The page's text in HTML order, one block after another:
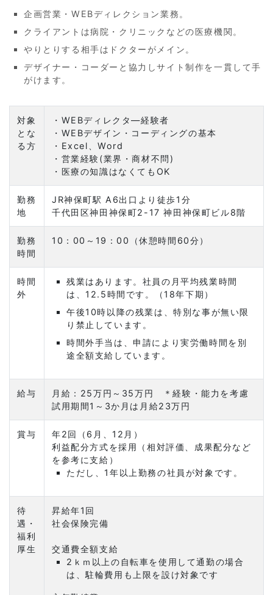
企画営業・WEBディレクション業務。
クライアントは病院・クリニックなどの医療機関。
やりとりする相手はドクターがメイン。
デザイナー・コーダーと協力しサイト制作を一貫して手
がけます。
対象
とな
る方
・WEBディレクタ―経験者
・WEBデザイン・コーディングの基本
・Excel、Word
・営業経験(業界・商材不問)
・医療の知識はなくてもOK
勤務
地
JR神保町駅 A6出口より徒歩1分
千代田区神田神保町2-17 神田神保町ビル8階
勤務
時間
10：00～19：00（休憩時間60分）
時間
外
残業はあります。社員の月平均残業時間
は、12.5時間です。（18年下期）
午後10時以降の残業は、特別な事が無い限
り禁止しています。
時間外手当は、申請により実労働時間を別
途全額支給しています。
給与
月給：25万円～35万円 ＊経験・能力を考慮
試用期間1～3か月は月給23万円
賞与
年2回（6月、12月）
利益配分方式を採用（相対評価、成果配分など
を参考に支給）
ただし、1年以上勤務の社員が対象です。
待
遇・
福利
厚生
昇給年1回
社会保険完備
交通費全額支給
2ｋｍ以上の自転車を使用して通勤の場合
は、駐輪費用も上限を設け対象です